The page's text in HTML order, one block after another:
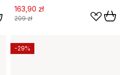
163,90 zł
209 zł
-29%